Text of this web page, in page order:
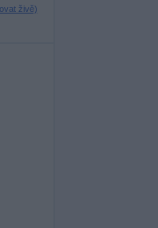
živě)